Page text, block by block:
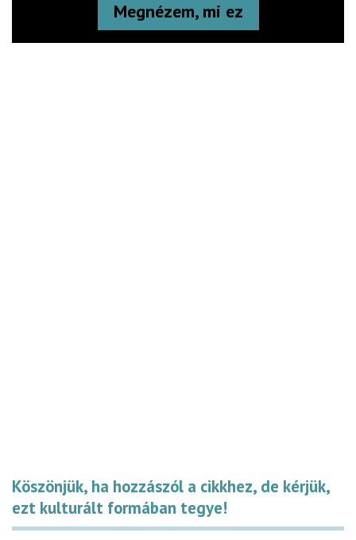
Megnézem, mi ez
Köszönjük, ha hozzászól a cikkhez, de kérjük,
ezt kulturált formában tegye!